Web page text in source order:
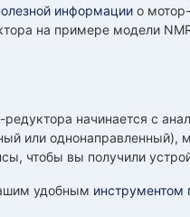
информации о
на примере модели
начинается с
или
чтобы вы получили
удобным инструментом